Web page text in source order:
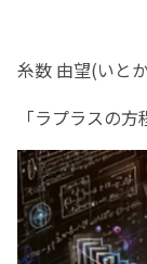
糸数 由望(いと
「ラプラスの